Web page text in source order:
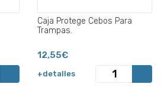
Caja Protege Cebos Para
Trampas.
12,55€
+detalles